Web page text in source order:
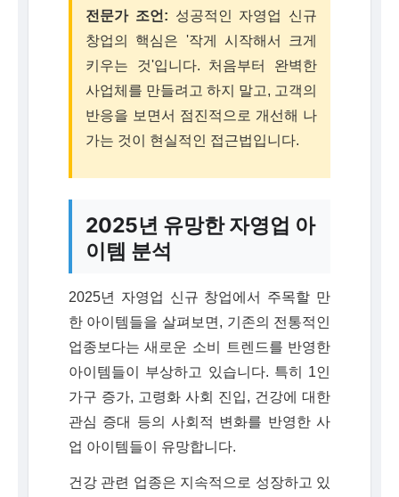
전문가 조언: 성공적인 자영업 신규
창업의 핵심은 '작게 시작해서 크게
키우는 것'입니다. 처음부터 완벽한
사업체를 만들려고 하지 말고, 고객의
반응을 보면서 점진적으로 개선해 나
가는 것이 현실적인 접근법입니다.
2025년 유망한 자영업 아
이템 분석
2025년 자영업 신규 창업에서 주목할 만
한 아이템들을 살펴보면, 기존의 전통적인
업종보다는 새로운 소비 트렌드를 반영한
아이템들이 부상하고 있습니다. 특히 1인
가구 증가, 고령화 사회 진입, 건강에 대한
관심 증대 등의 사회적 변화를 반영한 사
업 아이템들이 유망합니다.
건강 관련 업종은 지속적으로 성장하고 있